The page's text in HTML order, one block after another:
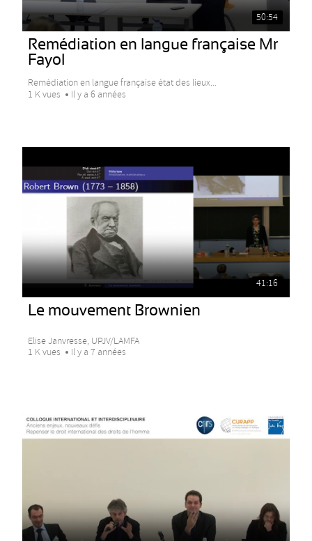
50:54
Remédiation en langue française Mr
Fayol
Remédiation en langue française état des lieux...
1 K vues
Il y a 6 années
41:16
Le mouvement Brownien
Elise Janvresse, UPJV/LAMFA
1 K vues
Il y a 7 années